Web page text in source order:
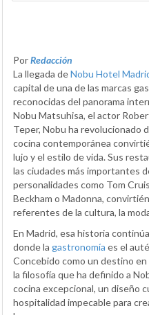
PorRedacción
La llegada deNobu Hotel
capital de una de las marcas
reconocidas del panorama
Nobu Matsuhisa, el actor
Teper, Nobu ha revolucionado
cocina contemporánea
lujo y el estilo de vida. Sus
las ciudades más importantes
personalidades como Tom
Beckham o Madonna,
referentes de la cultura, la
En Madrid, esa historia
donde la gastronomía es el
Concebido como un destino
la filosofía que ha definido a
cocina excepcional, un diseño
hospitalidad impecable para